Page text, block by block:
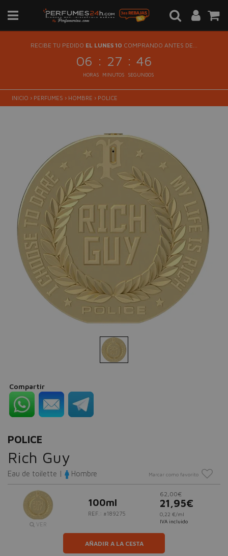
RECIBE TU PEDIDO EL LUNES 10 COMPRANDO ANTES DE...
06 : 27 : 46
HORAS MINUTOS SEGUNDOS
INICIO › PERFUMES › HOMBRE › POLICE
Compartir
POLICE
Rich Guy
Eau de toilette | Hombre Marcar como favorito
VER
100ml
REF.: #189275
62,00€
21,95€
0,22 €/ml
IVA incluido
AÑADIR A LA CESTA